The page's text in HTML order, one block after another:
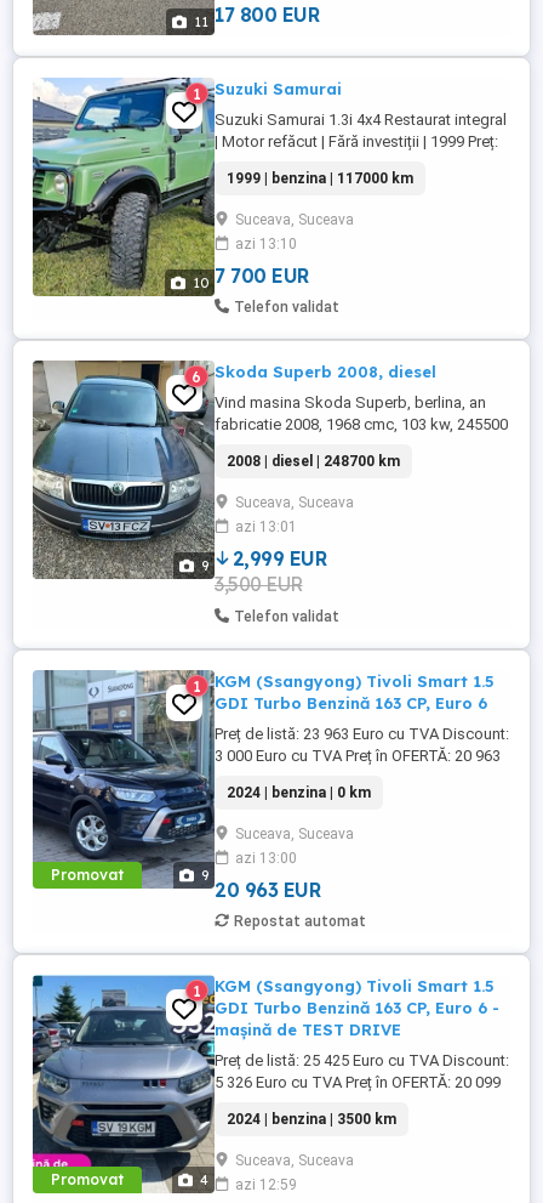
11
carpass! Revizie ...
17 800 EUR
10
1 Suzuki Samurai
Suzuki Samurai 1.3i 4x4 Restaurat integral
| Motor refăcut | Fără investiții | 1999 Preț:
Vând Suzuki Samurai fabricat în 1999,
motor 1.3 benzină, injecție monopunct, 70
CP, EURO 2, cu motorul original al mașinii,
conform Cărții de Identitate a Vehiculului ...
1999 | benzina | 117000 km
Suceava, Suceava
azi 13:10
7 700 EUR
Telefon validat
9
6 Skoda Superb 2008, diesel
Vind masina Skoda Superb, berlina, an
fabricatie 2008, 1968 cmc, 103 kw, 245500
arata decent. Lista cu ce am schimbat:
anvelope, scut metalic, lampa semnalizare
oglinda stinga, incuietoare usa stinga
fata, bielete antirul ,discuri+placute fata,
garnitura -pompa ...
2008 | diesel | 248700 km
Suceava, Suceava
azi 13:01
2,999 EUR
3,500 EUR
Telefon validat
Promovat 9
1
KGM (Ssangyong) Tivoli Smart 1.5
GDI Turbo Benzină 163 CP, Euro 6
Preț de listă: 23 963 Euro cu TVA Discount:
3 000 Euro cu TVA Preț în OFERTĂ: 20 963
pana la 100.000 km* Garantie Extinsa 5 ani
suplimentar pana la 150.000 km* Suceava,
bd. Sofia Vicoveanca nr. 54, jud. Suceava
(reprezentanța KGM) Garanția oferită
include 5 ani ...
2024 | benzina | 0 km
Suceava, Suceava
azi 13:00
20 963 EUR
Repostat automat
Promovat 4
1
KGM (Ssangyong) Tivoli Smart 1.5
GDI Turbo Benzină 163 CP, Euro 6 -
mașină de TEST DRIVE
Preț de listă: 25 425 Euro cu TVA Discount:
5 326 Euro cu TVA Preț în OFERTĂ: 20 099
pana la 100.000 km* Garantie Extinsa 5 ani
suplimentar pana la 150.000 km* Suceava,
bd. Sofia Vicoveanca nr. 54, jud. Suceava
(reprezentanța KGM) Garanția oferită
2024 | benzina | 3500 km
Suceava, Suceava
azi 12:59